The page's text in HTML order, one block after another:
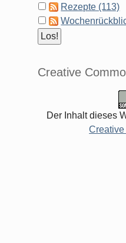
Rezepte (113)
Creative
Der Inhalt dieses